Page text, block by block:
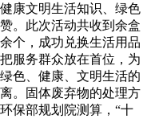
文明生活知识、绿色
。此次活动共收到余盒
个，成功兑换生活用品
服务群众放在首位，为
色、健康、文明生活的
。固体废弃物的处理方
保部规划院测算，“十